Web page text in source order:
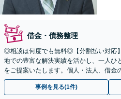
借金・債務整理
◎相談は何度でも無料◎【分割払い対応
地での豊富な解決実績を活かし、一人ひ
をご提案いたします。個人・法人、借金
ますので、まずはお気軽にご相談を【千
事例を見る(1件)